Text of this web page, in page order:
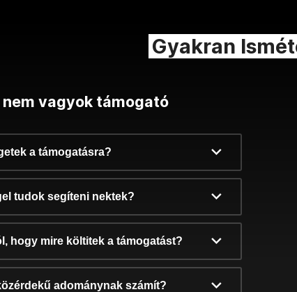
Gyakran
nem vagyok támogató
a támogatásra?
tudok segíteni nektek?
hogy mire költitek a támogatást?
adománynak számít?